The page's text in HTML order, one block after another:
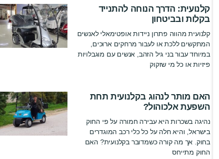
קלנועית: הדרך הנוחה להתנייד
בקלות ובביטחון
קלנועית מהווה פתרון ניידות אופטימאלי לאנשים
המתקשים ללכת או לעבור מרחקים ארוכים,
במיוחד עבור בני גיל הזהב, אנשים עם מוגבלויות
פיזיות או כל מי שזקוק
האם מותר לנהוג בקלנועית תחת
השפעת אלכוהול?
נהיגה בשכרות היא עבירה חמורה על פי החוק
בישראל, והיא חלה על כל כלי רכב המוגדרים
בחוק. אך מה קורה כשמדובר בקלנועית? האם
החוק מתייחס